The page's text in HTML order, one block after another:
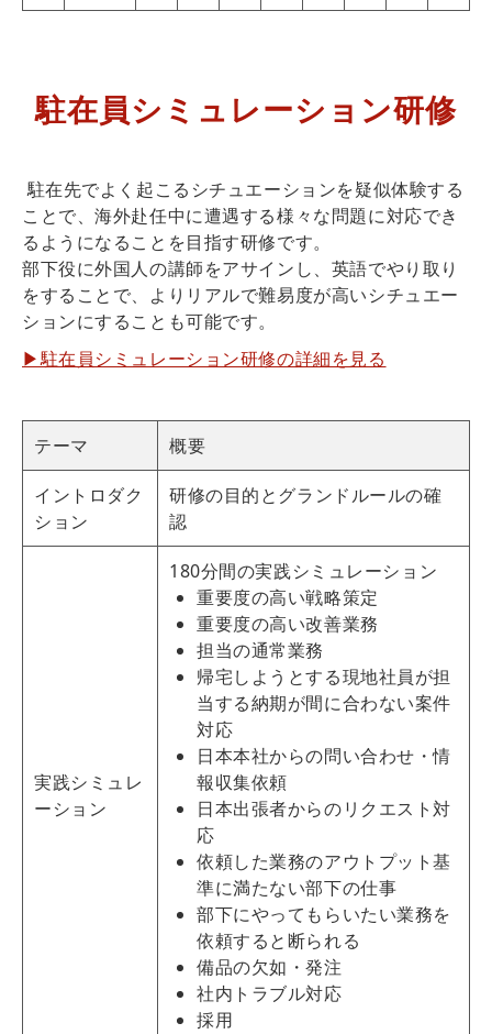
駐在員シミュレーション研修
駐在先でよく起こるシチュエーションを疑似体験する
ことで、海外赴任中に遭遇する様々な問題に対応でき
るようになることを目指す研修です。
部下役に外国人の講師をアサインし、英語でやり取り
をすることで、よりリアルで難易度が高いシチュエー
ションにすることも可能です。
▶駐在員シミュレーション研修の詳細を見る
テーマ 概要
イントロダク
ション
研修の目的とグランドルールの確
認
実践シミュレ
ーション
180分間の実践シミュレーション
重要度の高い戦略策定
重要度の高い改善業務
担当の通常業務
帰宅しようとする現地社員が担
当する納期が間に合わない案件
対応
日本本社からの問い合わせ・情
報収集依頼
日本出張者からのリクエスト対
応
依頼した業務のアウトプット基
準に満たない部下の仕事
部下にやってもらいたい業務を
依頼すると断られる
備品の欠如・発注
社内トラブル対応
採用